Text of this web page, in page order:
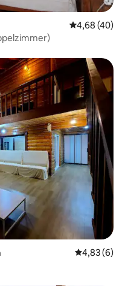
4,68 (40)
4,83 (6)